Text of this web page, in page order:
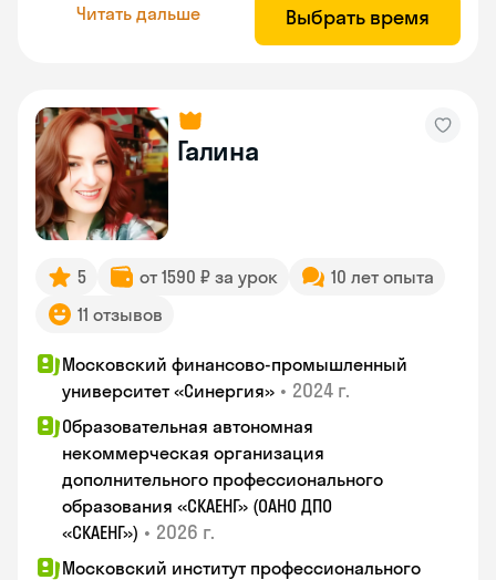
Читать дальше Выбрать время
Галина
5 от 1590 ₽ за урок
10 лет опыта
11 отзывов
Московский финансово-промышленный
университет «Синергия» • 2024 г.
Образовательная автономная
некоммерческая организация
дополнительного профессионального
образования «СКАЕНГ» (ОАНО ДПО
«СКАЕНГ») • 2026 г.
Московский институт профессионального